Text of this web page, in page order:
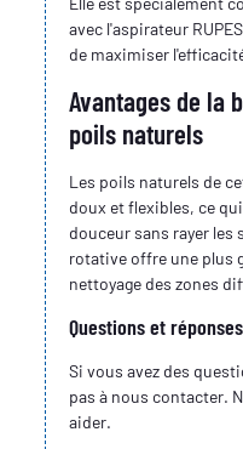
avec l'aspirateur
de maximiser
Avantages de la
poils naturels
Les poils naturels de
doux et flexibles, ce
douceur sans rayer
rotative offre une plus
nettoyage des zones
Questions et réponses
Si vous avez des
pas à nous contacter.
aider.